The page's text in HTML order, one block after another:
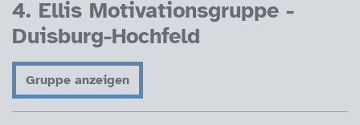
4. Ellis Motivationsgruppe -
Duisburg-Hochfeld
Gruppe anzeigen